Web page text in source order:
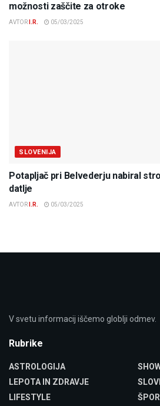
možnosti zaščite za otroke
AVTOR I.R. 05/03/2025
SLOVENIJA
Potapljač pri Belvederju nabiral
datlje
AVTOR I.R. 05/03/2025
V svetu informacij iščemo globlji odmev.
Rubrike
ASTROLOGIJA
LEPOTA IN ZDRAVJE
LIFESTYLE